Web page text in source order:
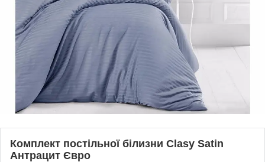
Комплект постільної білизни Clasy Satin
Антрацит Євро